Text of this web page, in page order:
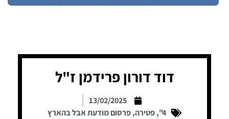
דוד דורון פרידמן ז"ל
13/02/2025
4"
,פטירה,פרסום מודעת אבל בהארץ